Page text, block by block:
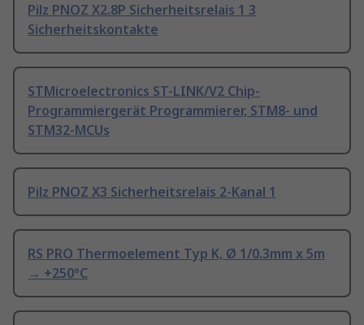
Pilz PNOZ X2.8P Sicherheitsrelais 1 3
Sicherheitskontakte
STMicroelectronics ST-LINK/V2 Chip-
Programmiergerät Programmierer, STM8- und
STM32-MCUs
Pilz PNOZ X3 Sicherheitsrelais 2-Kanal 1
RS PRO Thermoelement Typ K, Ø 1/0.3mm x 5m
→ +250°C